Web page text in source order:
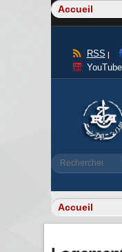
RSS
YouTube
Rechercher